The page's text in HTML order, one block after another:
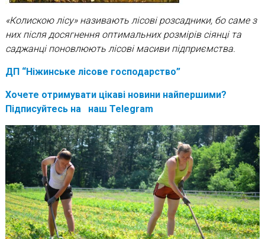
«Колискою лісу» називають лісові розсадники, бо саме з
них після досягнення оптимальних розмірів сіянці та
саджанці поновлюють лісові масиви підприємства.
ДП “Ніжинське лісове господарство”
Хочете отримувати цікаві новини найпершими?
Підписуйтесь на наш Telegram